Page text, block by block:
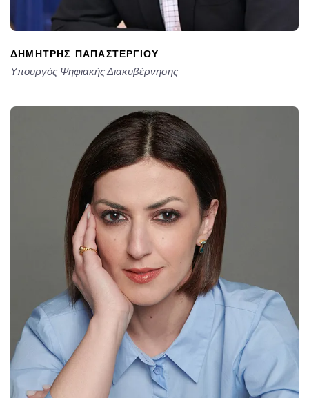
ΔΗΜΉΤΡΗΣ ΠΑΠΑΣΤΕΡΓΊΟΥ
Υπουργός Ψηφιακής Διακυβέρνησης